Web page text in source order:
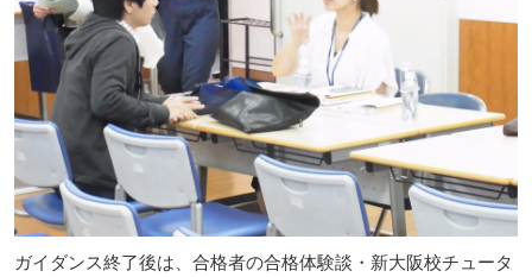
ガイダンス終了後は、合格者の合格体験談・新大阪校チュータ